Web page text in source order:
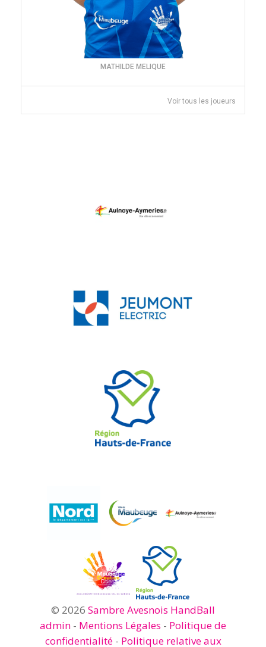
MATHILDE MELIQUE
Voir tous les joueurs
© 2026 Sambre Avesnois HandBall
admin - Mentions Légales - Politique de
confidentialité- Politique relative aux